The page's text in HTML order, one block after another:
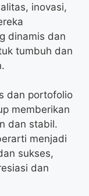
inovasi,
dinamis dan
tumbuh dan
dan portofolio
memberikan
dan stabil.
menjadi
sukses,
dan